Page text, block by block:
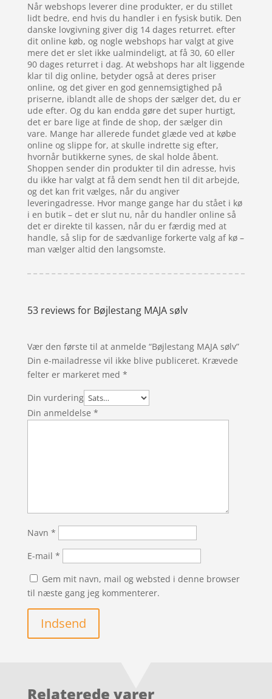
Når webshops leverer dine produkter, er du stillet
lidt bedre, end hvis du handler i en fysisk butik. Den
danske lovgivning giver dig 14 dages returret. efter
dit online køb, og nogle webshops har valgt at give
mere det er slet ikke ualmindeligt, at få 30, 60 eller
90 dages returret i dag. At webshops har alt liggende
klar til dig online, betyder også at deres priser
online, og det giver en god gennemsigtighed på
priserne, iblandt alle de shops der sælger det, du er
ude efter. Og du kan endda gøre det super hurtigt,
det er bare lige at finde de shop, der sælger din
vare. Mange har allerede fundet glæde ved at købe
online og slippe for, at skulle indrette sig efter,
hvornår butikkerne synes, de skal holde åbent.
Shoppen sender din produkter til din adresse, hvis
du ikke har valgt at få dem sendt hen til dit arbejde,
og det kan frit vælges, når du angiver
leveringadresse. Hvor mange gange har du stået i kø
i en butik – det er slut nu, når du handler online så
det er direkte til kassen, når du er færdig med at
handle, så slip for de sædvanlige forkerte valg af kø –
man vælger altid den langsomste.
53 reviews for Bøjlestang MAJA sølv
Vær den første til at anmelde “Bøjlestang MAJA sølv”
Din e-mailadresse vil ikke blive publiceret. Krævede
felter er markeret med *
Din vurdering
Din anmeldelse *
Navn *
E-mail *
Gem mit navn, mail og websted i denne browser
til næste gang jeg kommenterer.
Indsend
Relaterede varer